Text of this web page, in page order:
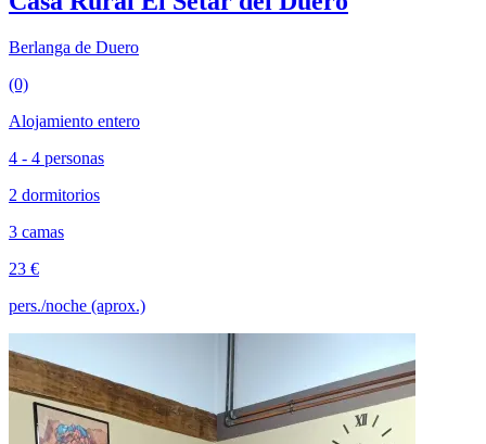
Berlanga de Duero
(0)
Alojamiento entero
4 - 4 personas
2 dormitorios
3 camas
23 €
pers./noche (aprox.)